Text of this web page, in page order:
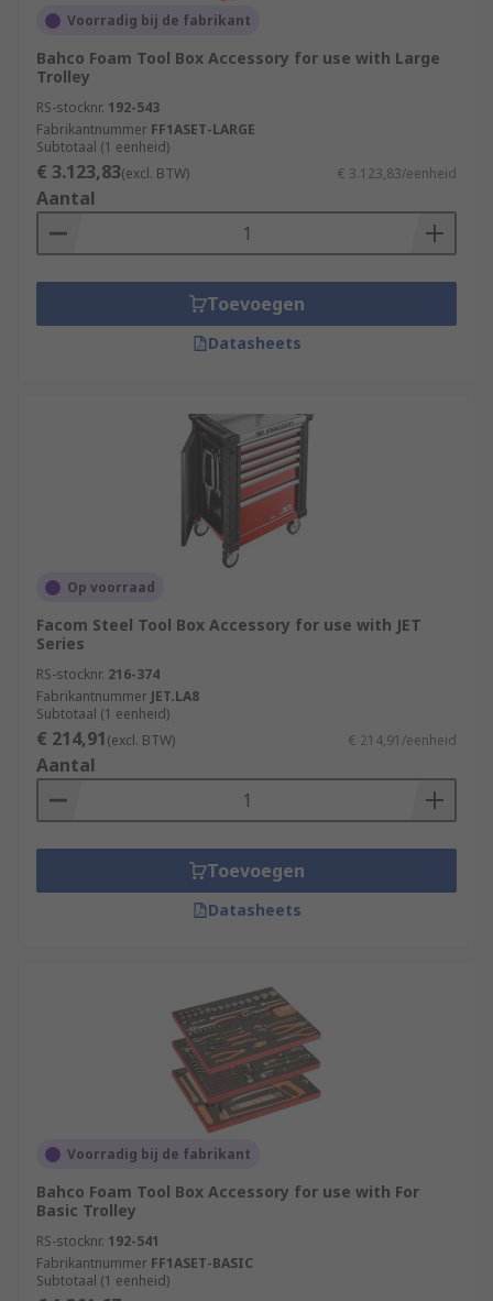
Voorradig bij de fabrikant
Bahco Foam Tool Box Accessory for use with Large
Trolley
RS-stocknr. 192-543
Fabrikantnummer FF1ASET-LARGE
Subtotaal (1 eenheid)
€ 3.123,83(excl. BTW) € 3.123,83/eenheid
Aantal
Toevoegen
Datasheets
Op voorraad
Facom Steel Tool Box Accessory for use with JET
Series
RS-stocknr. 216-374
Fabrikantnummer JET.LA8
Subtotaal (1 eenheid)
€ 214,91(excl. BTW) € 214,91/eenheid
Aantal
Toevoegen
Datasheets
Voorradig bij de fabrikant
Bahco Foam Tool Box Accessory for use with For
Basic Trolley
RS-stocknr. 192-541
Fabrikantnummer FF1ASET-BASIC
Subtotaal (1 eenheid)